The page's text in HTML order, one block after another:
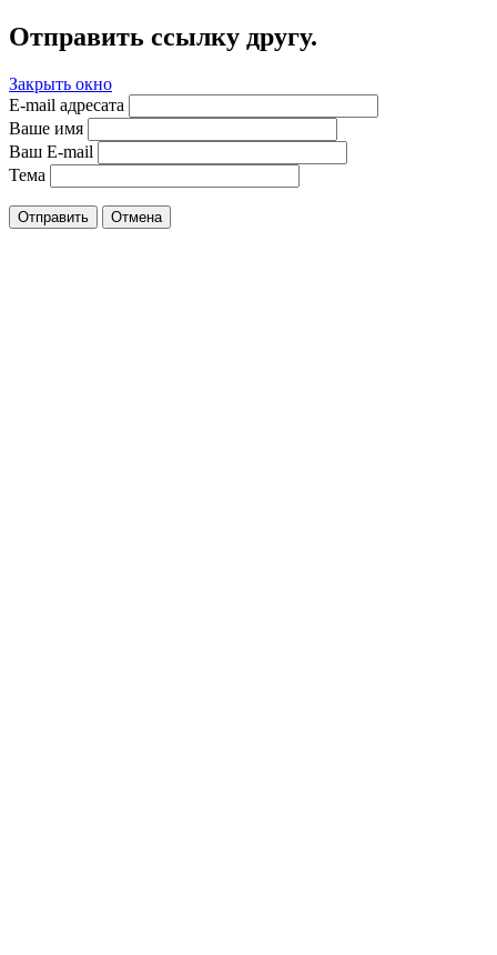
Отправить ссылку другу.
Закрыть окно
E-mail адресата
Ваше имя
Ваш E-mail
Тема
Отправить Отмена